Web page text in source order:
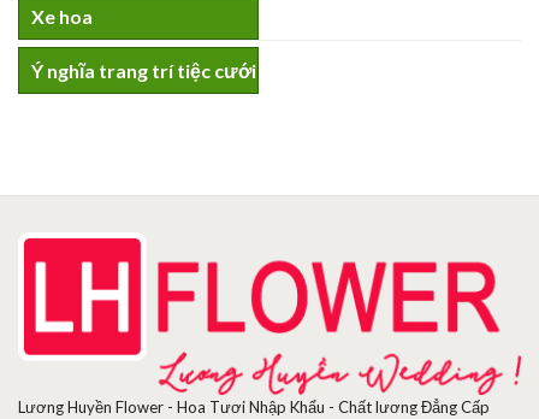
Xe hoa
Ý nghĩa trang trí tiệc cưới
Lương Huyền Flower - Hoa Tươi Nhập Khẩu - Chất lương Đẳng Cấp